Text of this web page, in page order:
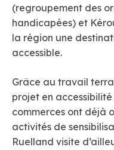
(regroupement des
handicapées) et
la région une
accessible.
Grâce au travail
projet en
commerces ont déjà
activités de
Ruelland visite